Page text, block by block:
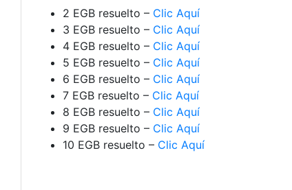
2 EGB resuelto – Clic Aquí
3 EGB resuelto – Clic Aquí
4 EGB resuelto – Clic Aquí
5 EGB resuelto – Clic Aquí
6 EGB resuelto – Clic Aquí
7 EGB resuelto – Clic Aquí
8 EGB resuelto – Clic Aquí
9 EGB resuelto – Clic Aquí
10 EGB resuelto – Clic Aquí